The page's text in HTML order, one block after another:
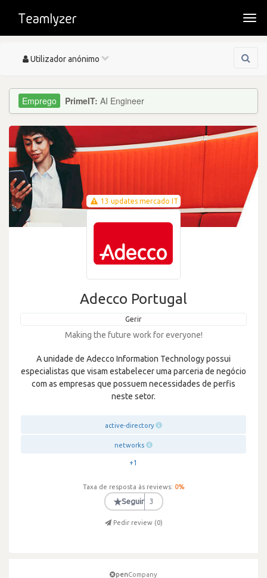
Toggle
Utilizador anónimo
PrimeIT: AI Engineer
13 updates mercado IT
Adecco Portugal
Gerir
Making the future work for everyone!
A unidade de Adecco Information Technology possui
especialistas que visam estabelecer uma parceria de negócio
com as empresas que possuem necessidades de perfis
neste setor.
active-directory
networks
+1
Taxa de resposta às reviews: 0%
★Seguir 3
Pedir review (0)
penCompany